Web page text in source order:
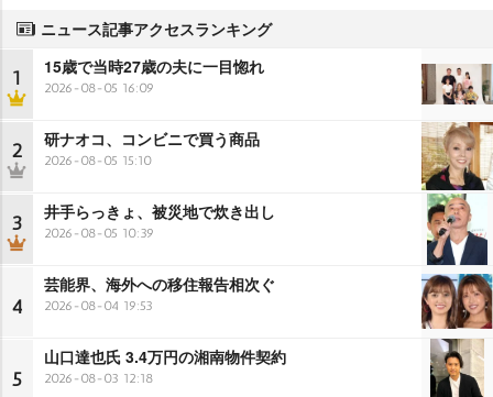
ニュース記事アクセスランキング
1 15歳で当時27歳の夫に一目惚れ
2026-08-05 16:09
2 研ナオコ、コンビニで買う商品
2026-08-05 15:10
3 井手らっきょ、被災地で炊き出し
2026-08-05 10:39
4
芸能界、海外への移住報告相次ぐ
2026-08-04 19:53
5
山口達也氏 3.4万円の湘南物件契約
2026-08-03 12:18